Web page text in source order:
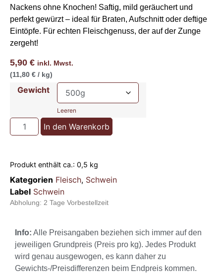
Nackens ohne Knochen! Saftig, mild geräuchert und
perfekt gewürzt – ideal für Braten, Aufschnitt oder deftige
Eintöpfe. Für echten Fleischgenuss, der auf der Zunge
zergeht!
5,90 € inkl. Mwst.
(11,80 € / kg)
Gewicht
Leeren
In den Warenkorb
Produkt enthält ca.: 0,5 kg
Kategorien Fleisch, Schwein
Label Schwein
Abholung: 2 Tage Vorbestellzeit
Info: Alle Preisangaben beziehen sich immer auf den
jeweiligen Grundpreis (Preis pro kg). Jedes Produkt
wird genau ausgewogen, es kann daher zu
Gewichts-/Preisdifferenzen beim Endpreis kommen.